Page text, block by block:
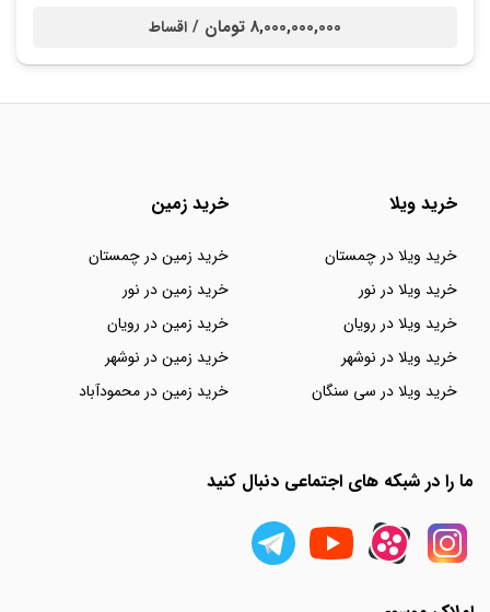
8,000,000,000 تومان / اقساط
خرید ویلا
خرید ویلا در چمستان
خرید ویلا در نور
خرید ویلا در رویان
خرید ویلا در نوشهر
خرید ویلا در سی سنگان
خرید زمین
خرید زمین در چمستان
خرید زمین در نور
خرید زمین در رویان
خرید زمین در نوشهر
خرید زمین در محمودآباد
ما را در شبکه های اجتماعی دنبال کنید